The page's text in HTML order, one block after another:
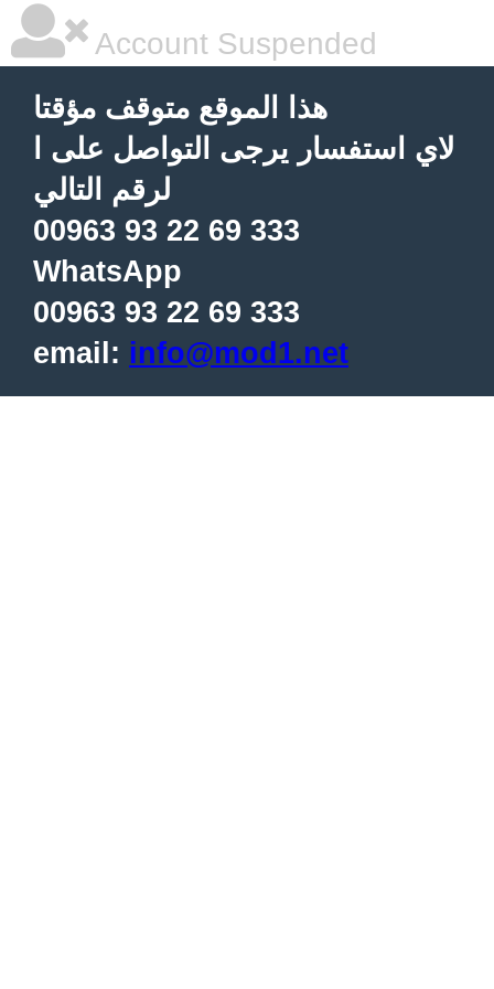
Account Suspended
هذا الموقع متوقف مؤقتا
لاي استفسار يرجى التواصل على ا
لرقم التالي
00963 93 22 69 333
WhatsApp
00963 93 22 69 333
email: info@mod1.net